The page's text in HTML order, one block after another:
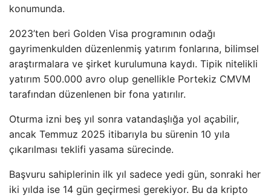
konumunda.
2023’ten beri Golden Visa programının odağı
gayrimenkulden düzenlenmiş yatırım fonlarına, bilimsel
araştırmalara ve şirket kurulumuna kaydı. Tipik nitelikli
yatırım 500.000 avro olup genellikle Portekiz CMVM
tarafından düzenlenen bir fona yatırılır.
Oturma izni beş yıl sonra vatandaşlığa yol açabilir,
ancak Temmuz 2025 itibarıyla bu sürenin 10 yıla
çıkarılması teklifi yasama sürecinde.
Başvuru sahiplerinin ilk yıl sadece yedi gün, sonraki her
iki yılda ise 14 gün geçirmesi gerekiyor. Bu da kripto